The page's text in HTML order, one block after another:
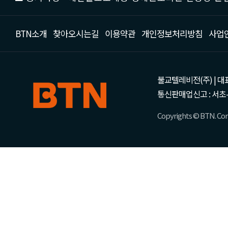
BTN소개 찾아오시는길 이용약관 개인정보처리방침 사업
불교텔레비전(주) | 대
통신판매업신고 : 서
Copyrights © BTN.